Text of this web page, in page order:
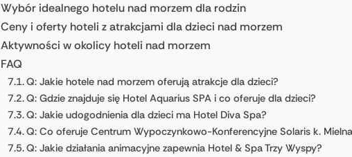
Wybór idealnego hotelu nad morzem dla rodzin
Ceny i oferty hoteli z atrakcjami dla dzieci nad morzem
Aktywności w okolicy hoteli nad morzem
FAQ
Q: Jakie hotele nad morzem oferują atrakcje dla dzieci?
Q: Gdzie znajduje się Hotel Aquarius SPA i co oferuje dla dzieci?
Q: Jakie udogodnienia dla dzieci ma Hotel Diva Spa?
Q: Co oferuje Centrum Wypoczynkowo-Konferencyjne Solaris k.
Q: Jakie działania animacyjne zapewnia Hotel & Spa Trzy Wyspy?